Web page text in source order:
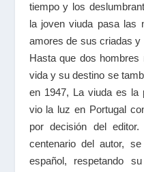
tiempo y los
la joven viuda pasa las
amores de sus criadas y
Hasta que dos
vida y su destino se
en 1947, La viuda es la
vio la luz en Portugal
por decisión del
centenario del autor,
español, respetando